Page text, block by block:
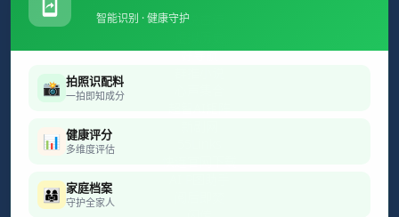
简说古诗
好导航
智能识别 · 健康守护
📸 拍照识配料
一拍即知成分
📊 健康评分
多维度评估
👨‍👩‍👧 家庭档案
守护全家人